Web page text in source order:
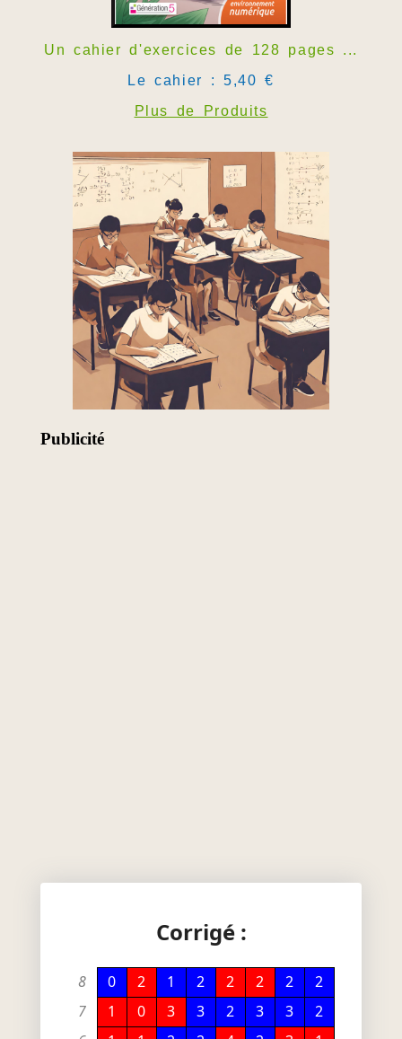
Un cahier d'exercices de 128 pages ...
Le cahier : 5,40 €
Plus de Produits
Publicité
Corrigé :
8 0 2 1 2 2 2 2
2
7
1 0 3 3 2 3 3
2